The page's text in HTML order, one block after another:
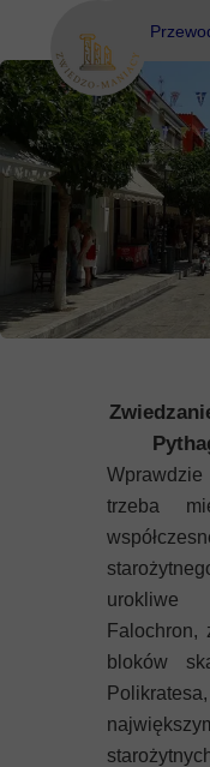
Kos
trzeba
Falochron,
bloków